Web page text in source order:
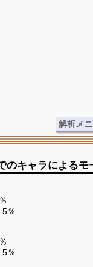
解析メ
のキャラによるモ
％
％